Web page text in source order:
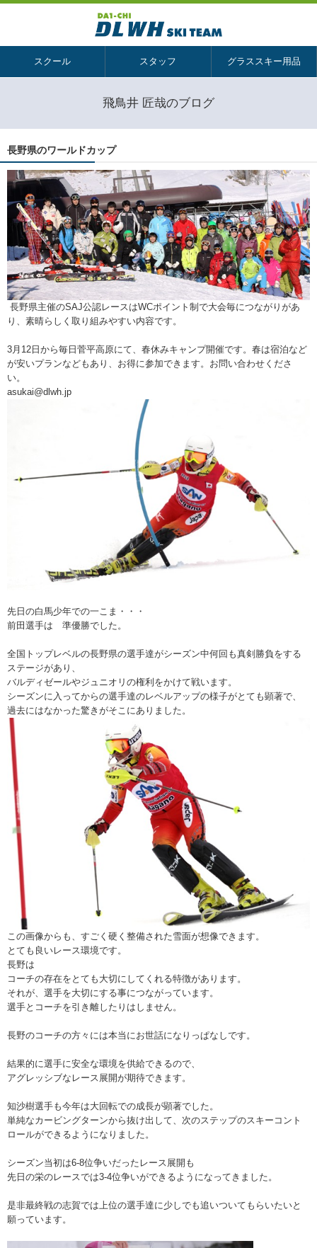
スクール スタッフ グラススキー用品
飛鳥井 匠哉のブログ
長野県のワールドカップ
長野県主催のSAJ公認レースはWCポイント制で大会毎につながりがあ
り、素晴らしく取り組みやすい内容です。
3月12日から毎日菅平高原にて、春休みキャンプ開催です。春は宿泊など
が安いプランなどもあり、お得に参加できます。お問い合わせくださ
い。
asukai@dlwh.jp
先日の白馬少年での一こま・・・
前田選手は 準優勝でした。
全国トップレベルの長野県の選手達がシーズン中何回も真剣勝負をする
ステージがあり、
バルディゼールやジュニオリの権利をかけて戦います。
シーズンに入ってからの選手達のレベルアップの様子がとても顕著で、
過去にはなかった驚きがそこにありました。
この画像からも、すごく硬く整備された雪面が想像できます。
とても良いレース環境です。
長野は
コーチの存在をとても大切にしてくれる特徴があります。
それが、選手を大切にする事につながっています。
選手とコーチを引き離したりはしません。
長野のコーチの方々には本当にお世話になりっぱなしです。
結果的に選手に安全な環境を供給できるので、
アグレッシブなレース展開が期待できます。
知沙樹選手も今年は大回転での成長が顕著でした。
単純なカービングターンから抜け出して、次のステップのスキーコント
ロールができるようになりました。
シーズン当初は6-8位争いだったレース展開も
先日の栄のレースでは3-4位争いができるようになってきました。
是非最終戦の志賀では上位の選手達に少しでも追いついてもらいたいと
願っています。